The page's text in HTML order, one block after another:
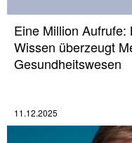
Eine Million Aufrufe:
Wissen überzeugt
Gesundheitswesen
11.12.2025